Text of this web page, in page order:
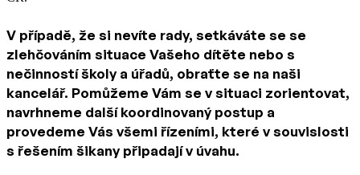
V případě, že si nevíte rady, setkáváte se se
zlehčováním situace Vašeho dítěte nebo s
nečinností školy a úřadů, obraťte se na naši
kancelář. Pomůžeme Vám se v situaci zorientovat,
navrhneme další koordinovaný postup a
provedeme Vás všemi řízeními, které v souvislosti
s řešením šikany připadají v úvahu.